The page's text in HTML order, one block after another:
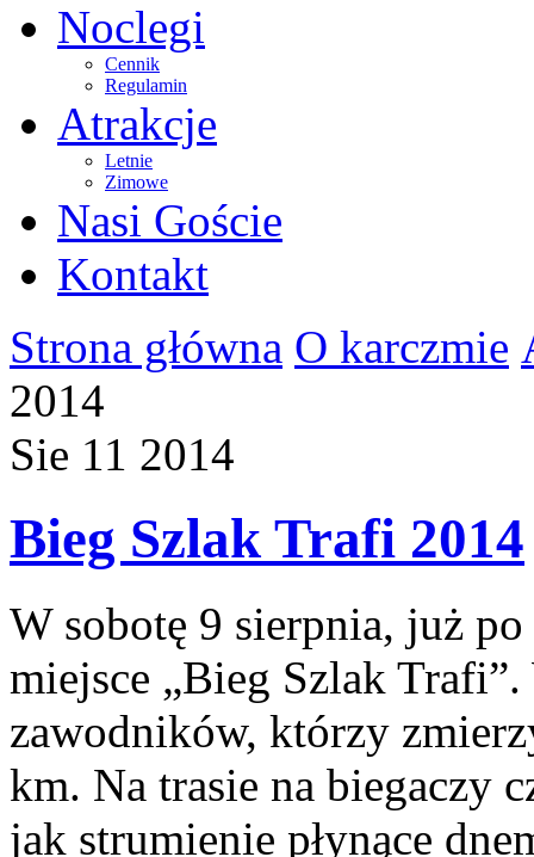
Noclegi
Cennik
Regulamin
Atrakcje
Letnie
Zimowe
Nasi Goście
Kontakt
Strona główna O karczmie
2014
Sie 11 2014
Bieg Szlak Trafi 2014
W sobotę 9 sierpnia, już
miejsce „Bieg Szlak
zawodników, którzy
km. Na trasie na biegaczy
jak strumienie płynące